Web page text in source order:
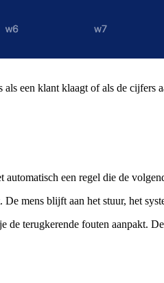
een klant klaagt of als de cijfers
een regel die de
mens blijft aan het stuur, het
terugkerende fouten aanpakt.